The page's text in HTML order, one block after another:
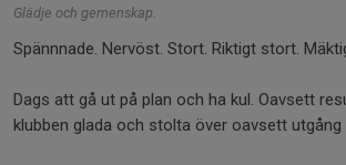
Glädje och gemenskap.
Spännnade. Nervöst. Stort. Riktigt stort.
Dags att gå ut på plan och ha kul. Oavsett
klubben glada och stolta över oavsett utgång